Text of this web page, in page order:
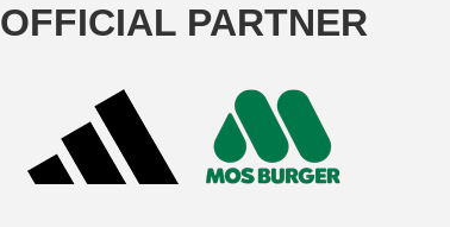
OFFICIAL PARTNER